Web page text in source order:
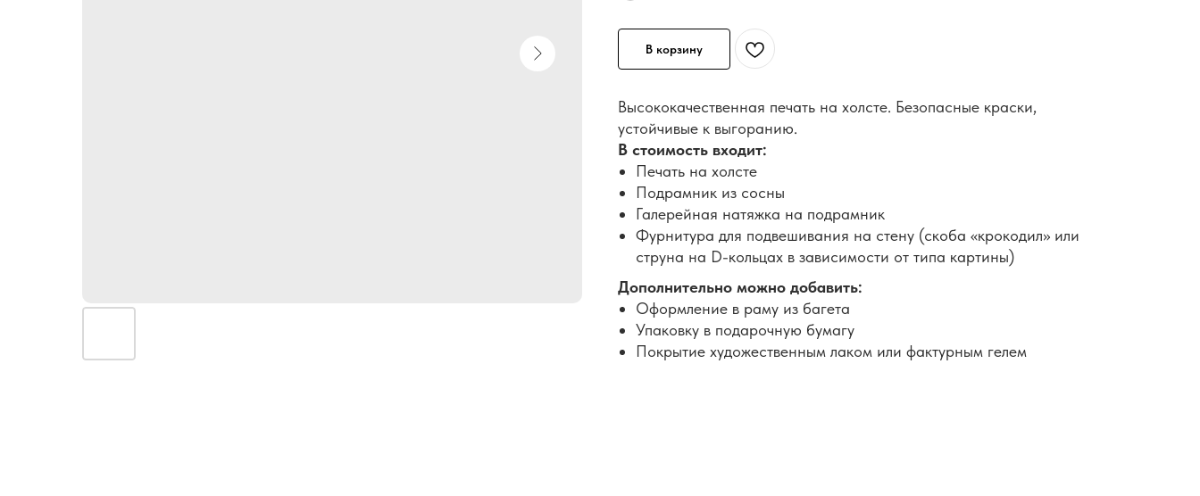
В корзину
Высококачественная печать на холсте. Безопасные краски,
устойчивые к выгоранию.
В стоимость входит:
Печать на холсте
Подрамник из сосны
Галерейная натяжка на подрамник
Фурнитура для подвешивания на стену (скоба «крокодил» или
струна на D-кольцах в зависимости от типа картины)
Дополнительно можно добавить:
Оформление в раму из багета
Упаковку в подарочную бумагу
Покрытие художественным лаком или фактурным гелем